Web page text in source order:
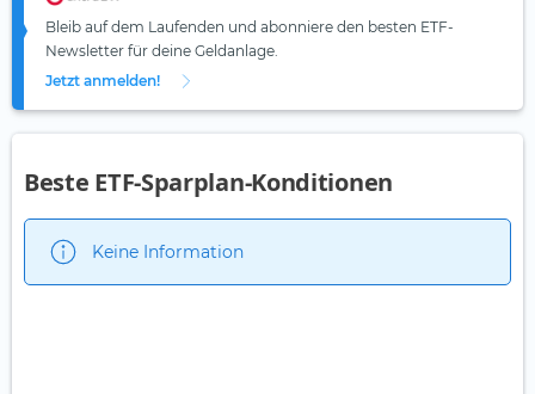
Bleib auf dem Laufenden und abonniere den besten ETF-
Newsletter für deine Geldanlage.
Jetzt anmelden!
Beste ETF-Sparplan-Konditionen
Keine Information